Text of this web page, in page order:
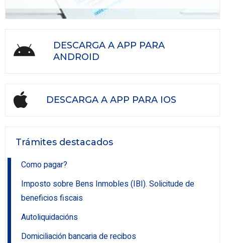
DESCARGA A APP PARA
ANDROID
DESCARGA A APP PARA IOS
Trámites destacados
Como pagar?
Imposto sobre Bens Inmobles (IBI). Solicitude de
beneficios fiscais
Autoliquidacións
Domiciliación bancaria de recibos